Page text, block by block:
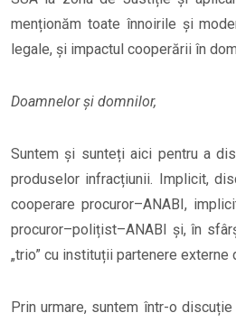
menționăm toate înnoirile și
legale, și impactul cooperării în
Doamnelor și domnilor,
Suntem și sunteți aici pentru a
produselor infracțiunii. Implicit,
cooperare procuror–ANABI,
procuror–polițist–ANABI și, în
„trio” cu instituții partenere
Prin urmare, suntem într-o